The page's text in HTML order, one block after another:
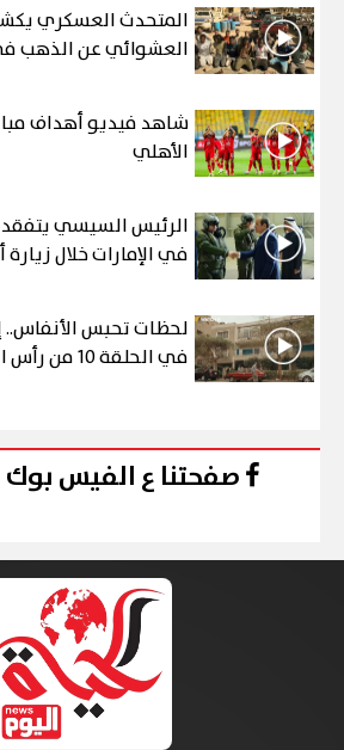
المتحدث العسكري
العشوائي عن الذهب
الأهلي
الرئيس السيسي يتفقد
في الإمارات خلال
لحظات تحبس الأنفاس..
في الحلقة 10 من رأس الأفعى
صفحتنا ع الفيس بوك